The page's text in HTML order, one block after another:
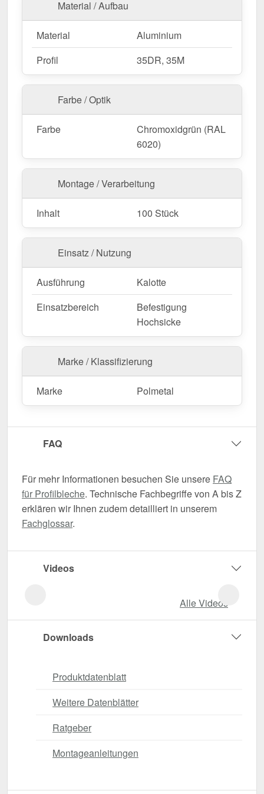
Material / Aufbau
Material
Aluminium
Profil
35DR, 35M
Farbe / Optik
Farbe
Chromoxidgrün (RAL
6020)
Montage / Verarbeitung
Inhalt 100 Stück
Einsatz / Nutzung
Ausführung
Kalotte
Einsatzbereich
Befestigung
Hochsicke
Marke / Klassifizierung
Marke Polmetal
FAQ
Für mehr Informationen besuchen Sie unsere FAQ
für Profilbleche. Technische Fachbegriffe von A bis Z
erklären wir Ihnen zudem detailliert in unserem
Fachglossar.
Videos
Alle Videos
Downloads
Produktdatenblatt
Weitere Datenblätter
Ratgeber
Montageanleitungen